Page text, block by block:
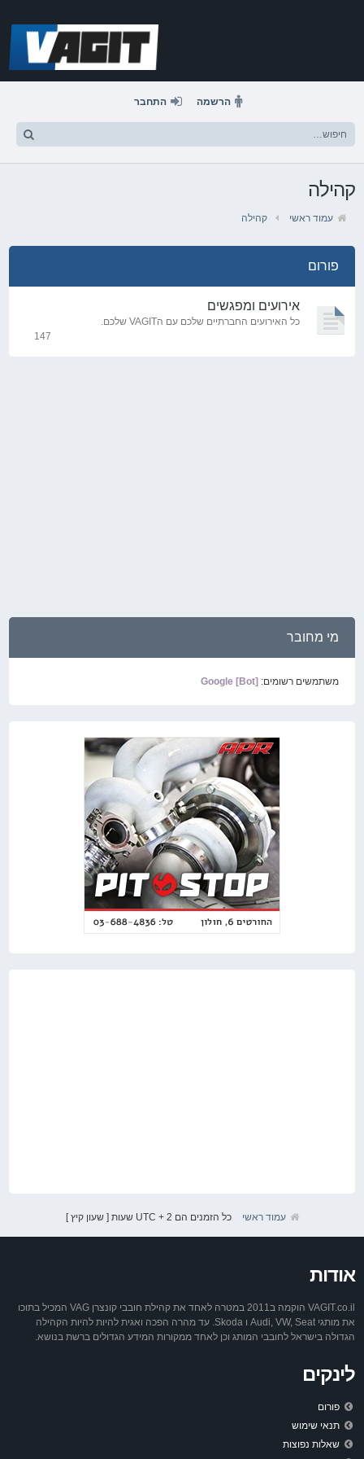
הרשמה התחבר
קהילה
עמוד ראשי קהילה
פורום
אירועים ומפגשים
כל האירועים החברתיים שלכם עם הVAGIT שלכם.
147
מי מחובר
משתמשים רשומים: Google [Bot]
עמוד ראשי כל הזמנים הם UTC + 2 שעות [ שעון קיץ ]
אודות
VAGIT.co.il הוקמה ב2011 במטרה לאחד את קהילת חובבי קונצרן VAG המכיל בתוכו
את מותגי Audi, VW, Seat ו Skoda. עד מהרה הפכה ואגית להיות להיות הקהילה
הגדולה בישראל לחובבי המותג וכן לאחד ממקורות המידע הגדולים ברשת בנושא.
לינקים
פורום
תנאי שימוש
שאלות נפוצות